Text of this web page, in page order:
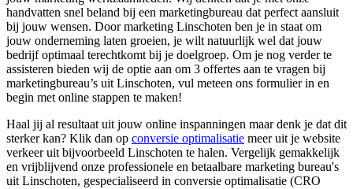
handvatten snel beland bij een marketingbureau dat perfect aansluit
bij jouw wensen. Door marketing Linschoten ben je in staat om
jouw onderneming laten groeien, je wilt natuurlijk wel dat jouw
bedrijf optimaal terechtkomt bij je doelgroep. Om je nog verder te
assisteren bieden wij de optie aan om 3 offertes aan te vragen bij
marketingbureau’s uit Linschoten, vul meteen ons formulier in en
begin met online stappen te maken!
Haal jij al resultaat uit jouw online inspanningen maar denk je dat dit
sterker kan? Klik dan op conversie optimalisatie meer uit je website
verkeer uit bijvoorbeeld Linschoten te halen. Vergelijk gemakkelijk
en vrijblijvend onze professionele en betaalbare marketing bureau's
uit Linschoten, gespecialiseerd in conversie optimalisatie (CRO